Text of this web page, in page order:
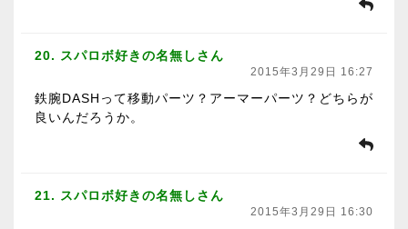
20. スパロボ好きの名無しさん
2015年3月29日 16:27
鉄腕DASHって移動パーツ？アーマーパーツ？どちらが
良いんだろうか。
21. スパロボ好きの名無しさん
2015年3月29日 16:30